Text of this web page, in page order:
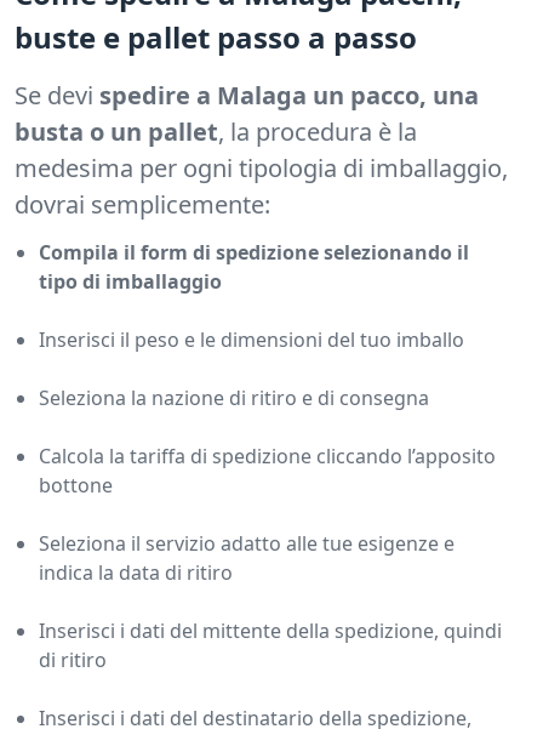
buste e pallet passo a passo
Se devi spedire a Malaga un pacco, una
busta o un pallet, la procedura è la
medesima per ogni tipologia di imballaggio,
dovrai semplicemente:
Compila il form di spedizione selezionando il
tipo di imballaggio
Inserisci il peso e le dimensioni del tuo imballo
Seleziona la nazione di ritiro e di consegna
Calcola la tariffa di spedizione cliccando l’apposito
bottone
Seleziona il servizio adatto alle tue esigenze e
indica la data di ritiro
Inserisci i dati del mittente della spedizione, quindi
di ritiro
Inserisci i dati del destinatario della spedizione,